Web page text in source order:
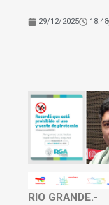
29/12/2025 18:48
RIO GRANDE.-